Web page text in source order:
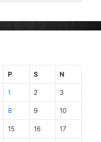
P S N
1 2 3
8 9 10
15 16 17